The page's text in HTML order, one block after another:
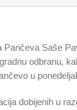
Pančeva Saše
odbranu,
u
dobijenih u